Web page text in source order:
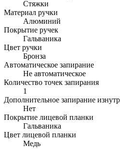
Стяжки
Материал ручки
Алюминий
Покрытие ручек
Гальваника
Цвет ручки
Бронза
Автоматическое запирание
Не автоматическое
Количество точек запирания
1
Дополнительное запирание
Нет
Покрытие лицевой планки
Гальваника
Цвет лицевой планки
Медь